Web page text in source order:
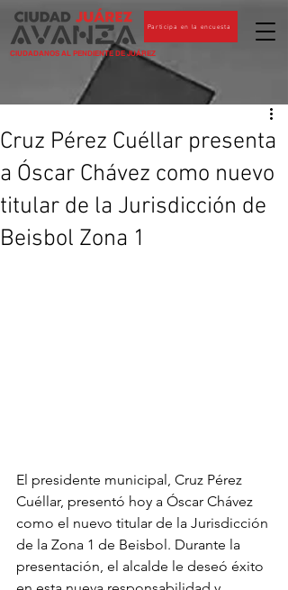
CIUDADANOS AL PENDIENTE DE JUÁREZ
Participa en la encuesta
Cruz Pérez Cuéllar presenta
a Óscar Chávez como nuevo
titular de la Jurisdicción de
Beisbol Zona 1
El presidente municipal, Cruz Pérez
Cuéllar, presentó hoy a Óscar Chávez
como el nuevo titular de la Jurisdicción
de la Zona 1 de Beisbol. Durante la
presentación, el alcalde le deseó éxito